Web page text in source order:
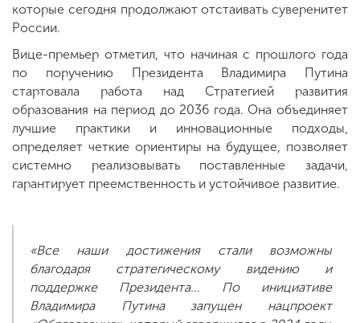
которые сегодня продолжают отстаивать суверенитет
России.
Вице-премьер отметил, что начиная с прошлого года
по поручению Президента Владимира Путина
стартовала работа над Стратегией развития
образования на период до 2036 года. Она объединяет
лучшие практики и инновационные подходы,
определяет четкие ориентиры на будущее, позволяет
системно реализовывать поставленные задачи,
гарантирует преемственность и устойчивое развитие.
«Все наши достижения стали возможны
благодаря стратегическому видению и
поддержке Президента… По инициативе
Владимира Путина запущен нацпроект